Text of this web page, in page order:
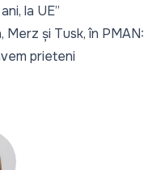
la UE”
Merz și Tusk, în PMAN:
prieteni